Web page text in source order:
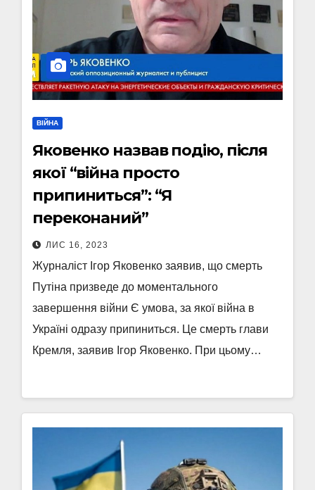
ВІЙНА
Яковенко назвав подію, після
якої “війна просто
припиниться”: “Я
переконаний”
ЛИС 16, 2023
Журналіст Ігор Яковенко заявив, що смерть
Путіна призведе до моментального
завершення війни Є умова, за якої війна в
Україні одразу припиниться. Це смерть глави
Кремля, заявив Ігор Яковенко. При цьому…